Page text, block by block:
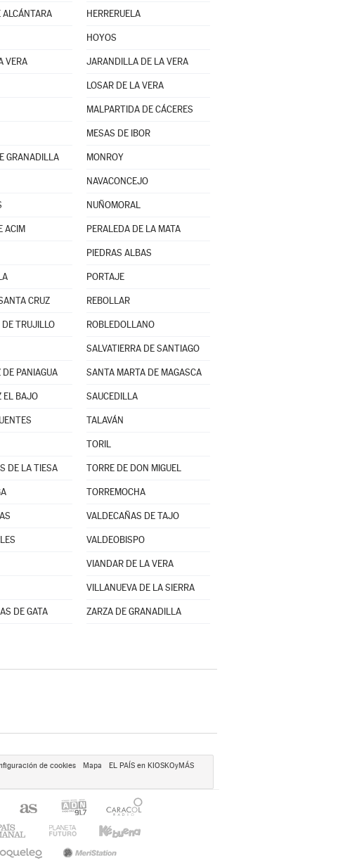
ALCÁNTARA HERRERUELA
HOYOS
VERA JARANDILLA DE LA VERA
LOSAR DE LA VERA
MALPARTIDA DE CÁCERES
MESAS DE IBOR
GRANADILLA MONROY
NAVACONCEJO
NUÑOMORAL
ACIM PERALEDA DE LA MATA
PIEDRAS ALBAS
PORTAJE
CRUZ REBOLLAR
DE TRUJILLO ROBLEDOLLANO
SALVATIERRA DE SANTIAGO
PANIAGUA SANTA MARTA DE MAGASCA
EL BAJO SAUCEDILLA
TALAVÁN
TORIL
DE LA TIESA TORRE DE DON MIGUEL
TORREMOCHA
VALDECAÑAS DE TAJO
VALDEOBISPO
VIANDAR DE LA VERA
VILLANUEVA DE LA SIERRA
DE GATA ZARZA DE GRANADILLA
de cookies Mapa
EL PAÍS en KIOSKOyMÁS